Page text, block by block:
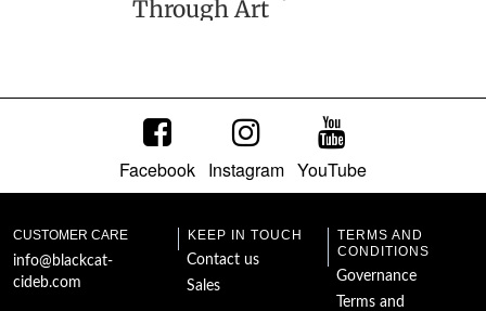
Through Art
Facebook Instagram YouTube